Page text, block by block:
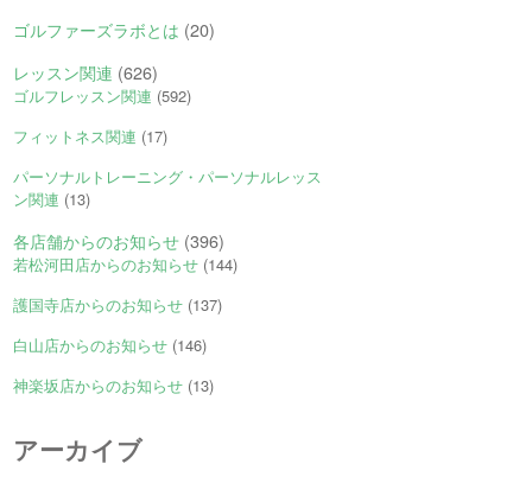
ゴルファーズラボとは (20)
レッスン関連 (626)
ゴルフレッスン関連 (592)
フィットネス関連 (17)
パーソナルトレーニング・パーソナルレッス
ン関連 (13)
各店舗からのお知らせ (396)
若松河田店からのお知らせ (144)
護国寺店からのお知らせ (137)
白山店からのお知らせ (146)
神楽坂店からのお知らせ (13)
アーカイブ